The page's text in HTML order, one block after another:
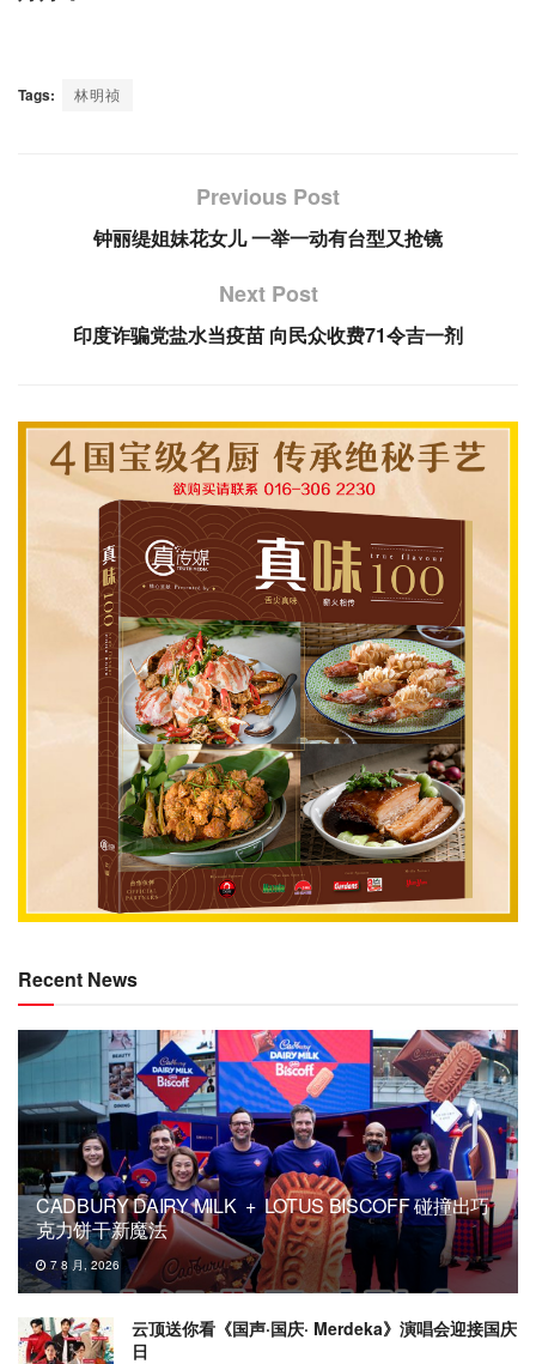
Tags: 林明祯
Previous Post
钟丽缇姐妹花女儿 一举一动有台型又抢镜
Next Post
印度诈骗党盐水当疫苗 向民众收费71令吉一剂
Recent News
CADBURY DAIRY MILK + LOTUS BISCOFF 碰撞出巧
克力饼干新魔法
7 8 月, 2026
云顶送你看《国声·国庆· Merdeka》演唱会迎接国庆
日